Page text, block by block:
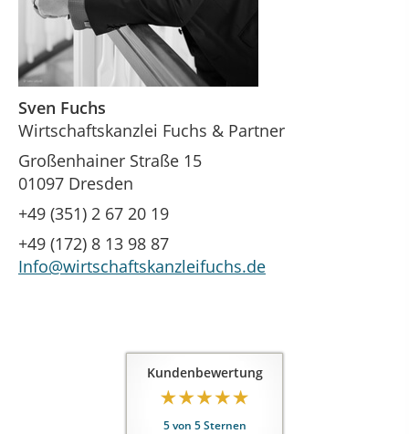
Sven Fuchs
Wirtschaftskanzlei Fuchs & Partner
Großenhainer Straße 15
01097 Dresden
+49 (351) 2 67 20 19
+49 (172) 8 13 98 87
Info@wirtschaftskanzleifuchs.de
Kundenbewertung
5von 5Sternen